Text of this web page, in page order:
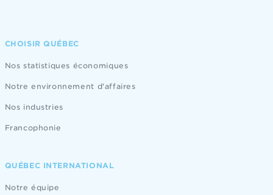
CHOISIR QUÉBEC
Nos statistiques économiques
Notre environnement d'affaires
Nos industries
Francophonie
QUÉBEC INTERNATIONAL
Notre équipe